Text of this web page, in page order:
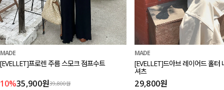
MADE
[EVELLET]프로렌 주름 스모크 점프수트
10%35,900원39,800원
MADE
[EVELLET]드아브 레이어드 홀터
셔츠
29,800원